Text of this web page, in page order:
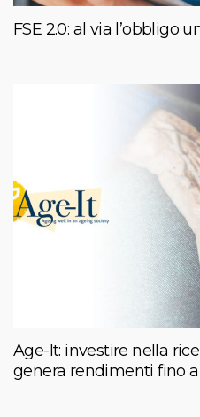
FSE 2.0: al via l’obbligo
Age-It: investire nella
genera rendimenti fino